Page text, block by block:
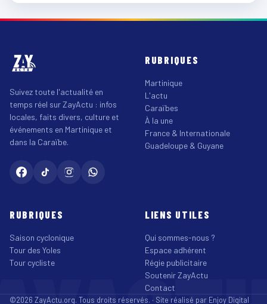
Suivez toute l'actualité en
temps réel sur ZayActu : infos
locales, faits divers, culture et
événements en Martinique et
dans la Caraïbe.
RUBRIQUES
Martinique
L'actu
Caraïbes
À la une
France & Internationale
Guadeloupe & Guyane
RUBRIQUES
Saison cyclonique
Tour des Yoles
Tour cycliste
LIENS UTILES
Qui sommes-nous ?
Espace adhérent
Régie publicitaire
Soutenir ZayActu
Contact
©2026 ZayActu.org. Tous droits réservés. · Site réalisé par Enjoy Digital